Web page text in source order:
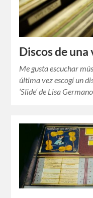
Discos de una
Me gusta escuchar
última vez escogí un
‘Slide‘ de Lisa